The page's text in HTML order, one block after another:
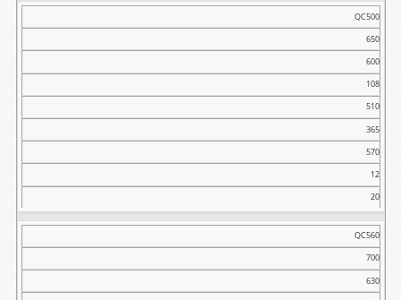
QC500
650
600
108
510
365
570
12
20
QC560
700
630